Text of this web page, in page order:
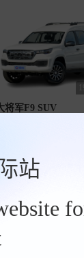
站
将军F9 SUV
菱Q